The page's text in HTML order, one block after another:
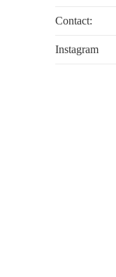
Contact:
Instagram